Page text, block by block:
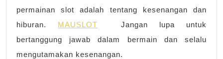
permainan slot adalah tentang kesenangan dan
hiburan. MAUSLOT Jangan lupa untuk
bertanggung jawab dalam bermain dan selalu
mengutamakan kesenangan.